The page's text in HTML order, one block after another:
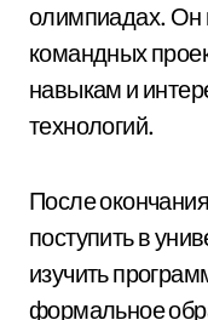
олимпиадах. Он
командных
навыкам и
технологий.
После
поступить в
изучить
формальное